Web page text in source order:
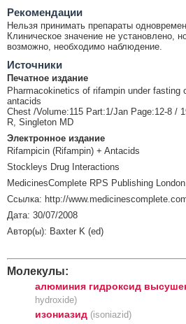
Рекомендации
Нельзя принимать препараты
Клиническое значение не установлено,
возможно, необходимо наблюдение.
Источники
Печатное издание
Pharmacokinetics of rifampin under fasting
antacids
Chest /Volume:115 Part:1/Jan Page:12-8 /
R, Singleton MD
Электронное издание
Rifampicin (Rifampin) + Antacids
Stockleys Drug Interactions
MedicinesComplete RPS Publishing
Ссылка: http://
Дата: 30/07/2008
Автор(ы): Baxter K (ed)
Молекулы:
алюминия гидроксид
hydroxide)
изониазид (isoniazid)